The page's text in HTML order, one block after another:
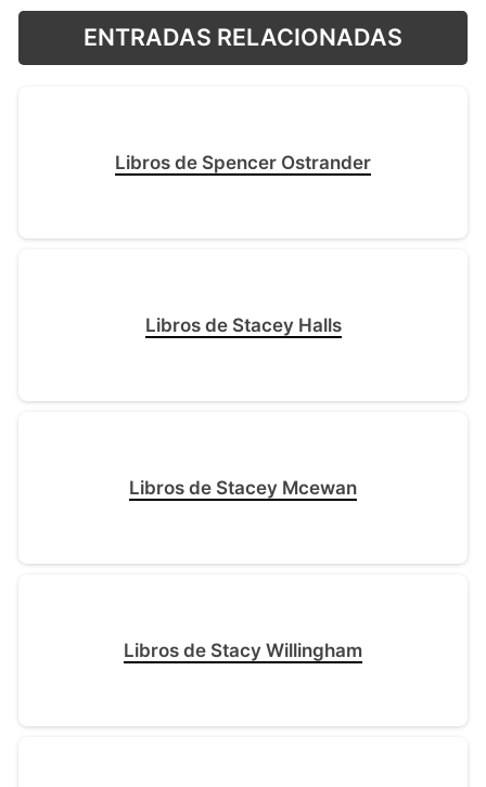
ENTRADAS RELACIONADAS
Libros de Spencer Ostrander
Libros de Stacey Halls
Libros de Stacey Mcewan
Libros de Stacy Willingham